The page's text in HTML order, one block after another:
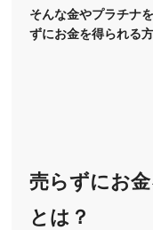
そんな金やプラチナ
ずにお金を得られる
売らずにお金
とは？